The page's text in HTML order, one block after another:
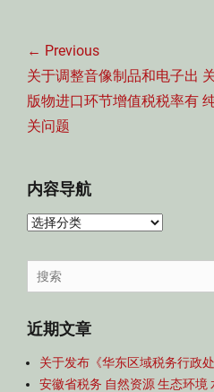
章
导
航
← Previous
Previous
post:
关于调整音像制品和电子出
版物进口环节增值税税率有
关问题
内容导航
内
导
航
Search
for:
近期文章
关于发布《华东区域税务行政
安徽省税务 自然资源 生态环